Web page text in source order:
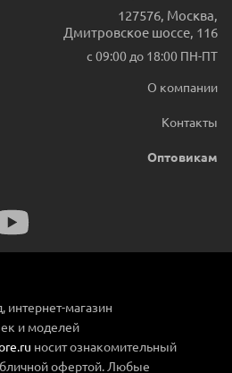
127576, Москва,
Дмитровское шоссе, 116
с 09:00 до 18:00 ПН-ПТ
О компании
Контакты
Оптовикам
интернет-магазин
и моделей
носит ознакомительный
офертой. Любые